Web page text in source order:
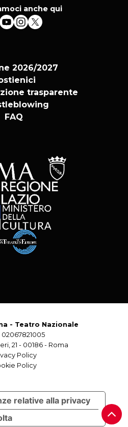
anche qui
2026/2027
trasparente
FAQ
- Teatro Nazionale
02067821005
21 - 00186 - Roma
Policy
Policy
relative alla privacy